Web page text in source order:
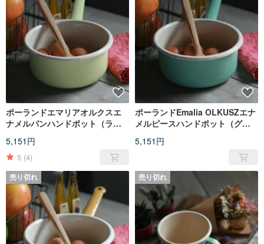
ポーランドエマリアオルクスエ
ナメルパンハンドポット（ライ
5,151円
5 (4)
ポーランドEmalia OLKUSZエナ
メルピースハンドポット（グリ
5,151円
売り切れ 売り切れ